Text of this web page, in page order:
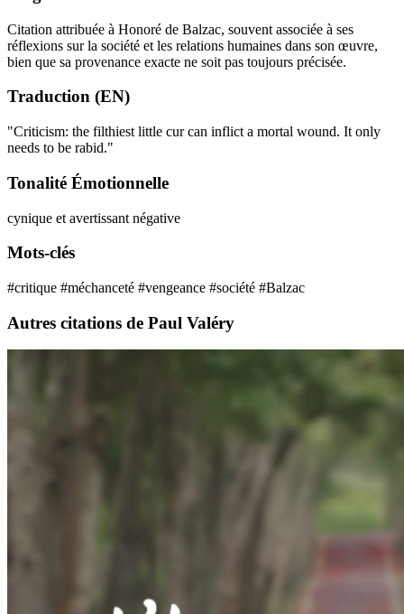
Citation attribuée à Honoré de Balzac, souvent associée à ses
réflexions sur la société et les relations humaines dans son œuvre,
bien que sa provenance exacte ne soit pas toujours précisée.
Traduction (EN)
"Criticism: the filthiest little cur can inflict a mortal wound. It only
needs to be rabid."
Tonalité Émotionnelle
cynique et avertissant négative
Mots-clés
#critique #méchanceté #vengeance #société #Balzac
Autres citations de Paul Valéry